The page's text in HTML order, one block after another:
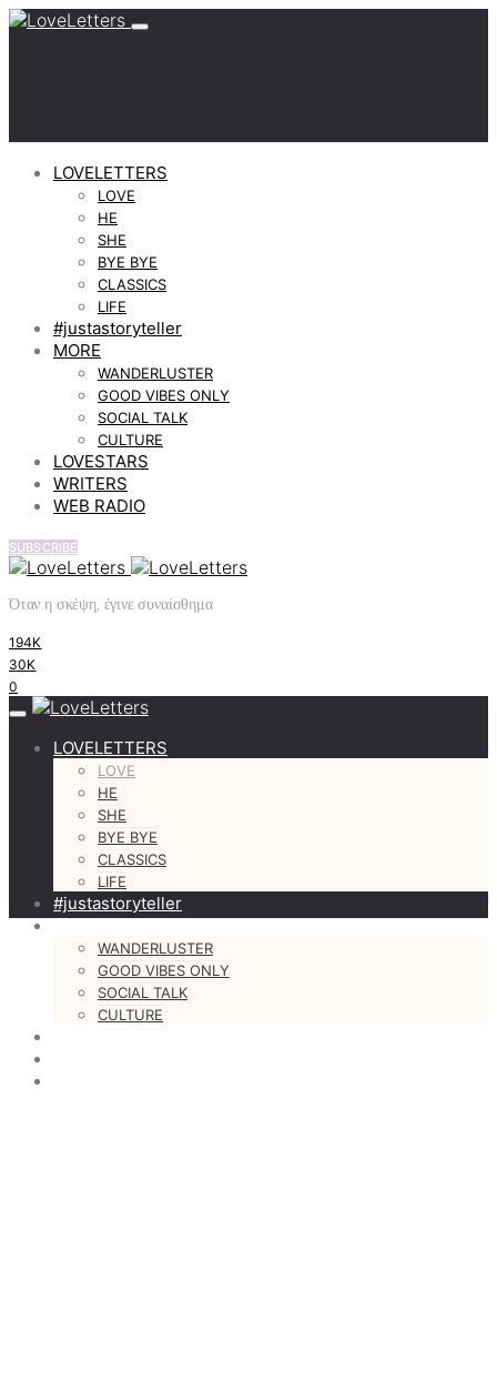
LOVELETTERS
LOVE
HE
SHE
BYE BYE
CLASSICS
LIFE
#justastoryteller
MORE
WANDERLUSTER
GOOD VIBES ONLY
SOCIAL TALK
CULTURE
LOVESTARS
WRITERS
WEB RADIO
SUBSCRIBE
Όταν η σκέψη, έγινε συναίσθημα
194K
30K
0
LOVELETTERS
LOVE
HE
SHE
BYE BYE
CLASSICS
LIFE
#justastoryteller
MORE
WANDERLUSTER
GOOD VIBES ONLY
SOCIAL TALK
CULTURE